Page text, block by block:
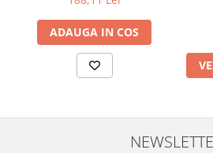
ADAUGA IN COS